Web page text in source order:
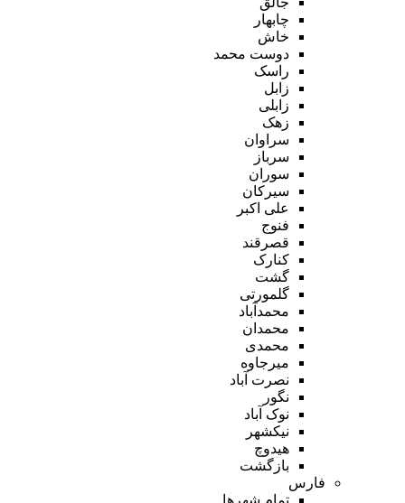
چابهار
خاش
دوست محمد
راسک
زابل
زابلی
زهک
سراوان
سرباز
سوران
سیرکان
علی اکبر
فنوج
قصرقند
کنارک
گشت
گلمورتی
محمدآباد
محمدان
محمدی
میرجاوه
نصرت آباد
نگور
نوک آباد
نیکشهر
هیدوچ
بازگشت
فارس
تمام شهر‌ها